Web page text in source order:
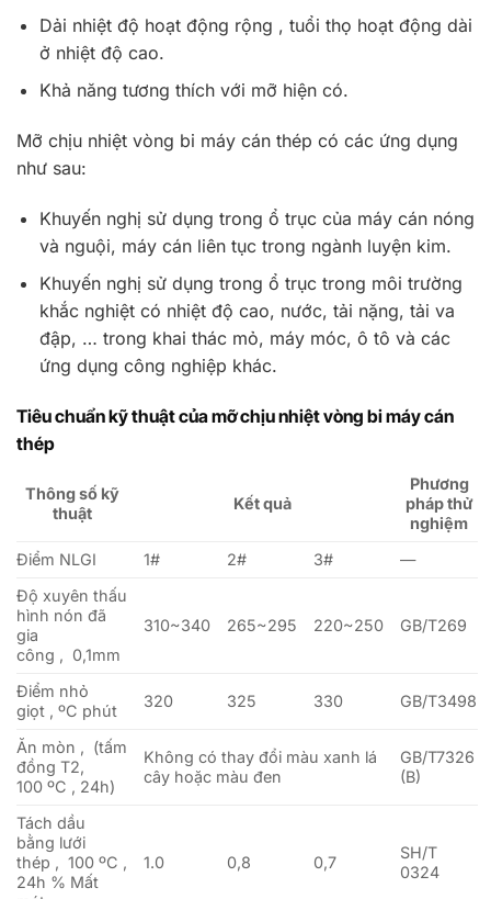
Dải nhiệt độ hoạt động rộng , tuổi thọ hoạt động dài
ở nhiệt độ cao.
Khả năng tương thích với mỡ hiện có.
Mỡ chịu nhiệt vòng bi máy cán thép có các ứng dụng
như sau:
Khuyến nghị sử dụng trong ổ trục của máy cán nóng
và nguội, máy cán liên tục trong ngành luyện kim.
Khuyến nghị sử dụng trong ổ trục trong môi trường
khắc nghiệt có nhiệt độ cao, nước, tải nặng, tải va
đập, … trong khai thác mỏ, máy móc, ô tô và các
ứng dụng công nghiệp khác.
Tiêu chuẩn kỹ thuật của mỡ chịu nhiệt vòng bi máy cán
thép
Thông số kỹ
thuật
Kết quả
Phương
pháp thử
nghiệm
Điểm NLGI
1# 2# 3#
—
Độ xuyên thấu
hình nón đã
gia
công , 0,1mm
310~340 265~295 220~250 GB/T269
Điểm nhỏ
giọt , ºC phút
320 325 330 GB/T3498
Ăn mòn , (tấm
đồng T2,
100 ºC , 24h)
Không có thay đổi màu xanh lá
cây hoặc màu đen
GB/T7326
(B)
Tách dầu
bằng lưới
thép , 100 ºC ,
24h % Mất
1.0 0,8 0,7
SH/T
0324